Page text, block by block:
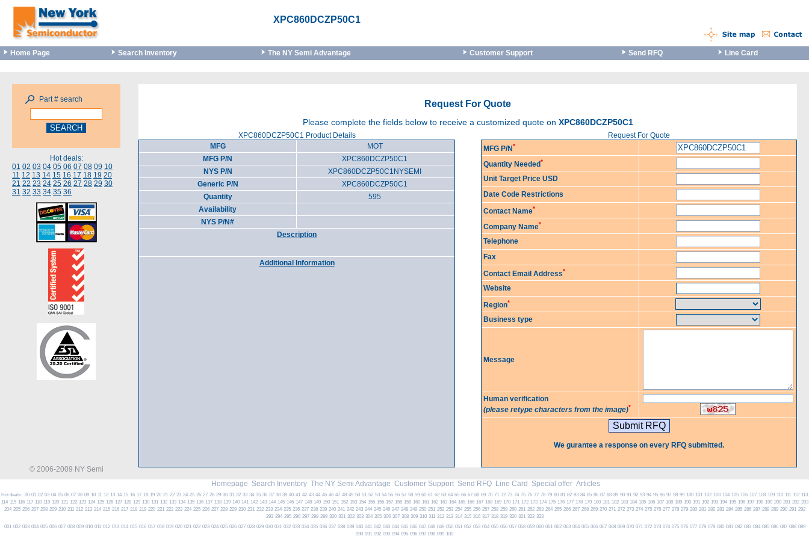
XPC860DCZP50C1
Home Page Search Inventory The NY Semi Advantage Customer Support Send RFQ Line Card
Part # search
Hot deals:
01 02 03 04 05 06 07 08 09 10
11 12 13 14 15 16 17 18 19 20
21 22 23 24 25 26 27 28 29 30
31 32 33 34 35 36
Request For Quote
Please complete the fields below to receive a customized quote on XPC860DCZP50C1
XPC860DCZP50C1 Product Details
Request For Quote
MFG
MOT
MFG P/N
XPC860DCZP50C1
NYS P/N
XPC860DCZP50C1NYSEMI
Generic P/N
XPC860DCZP50C1
Quantity
595
Availability
NYS P/N#
Description
Additional Information
MFG P/N*
Quantity Needed*
Unit Target Price USD
Date Code Restrictions
Contact Name*
Company Name*
Telephone
Fax
Contact Email Address*
Website
Region*
Business type
Message
Human verification
(please retype characters from the image)*
We gurantee a response on every RFQ submitted.
© 2006-2009 NY Semi
Homepage Search Inventory The NY Semi Advantage Customer Support Send RFQ Line Card Special offer Articles
Hot deals: 00 01 02 03 04 05 06 07 08 09 10 11 12 13 14 15 16 17 18 19 20 21 22 23 24 25 26 27 28 29 30 31 32 33 34 35 36 37 38 39 40 41 42 43 44 45 46 47 48 49 50 51 52 53 54 55 56 57 58 59 60 61 62 63 64 65 66 67 68 69 70 71 72 73 74 75 76 77 78 79 80 81 82 83 84 85 86 87 88 89 90 91 92 93 94 95 96 97 98 99 100 101 102 103 104 105 106 107 108 109 110 111 112 113
114 115 116 117 118 119 120 121 122 123 124 125 126 127 128 129 130 131 132 133 134 135 136 137 138 139 140 141 142 143 144 145 146 147 148 149 150 151 152 153 154 155 156 157 158 159 160 161 162 163 164 165 166 167 168 169 170 171 172 173 174 175 176 177 178 179 180 181 182 183 184 185 186 187 188 189 190 191 192 193 194 195 196 197 198 199 200 201 202 203
204 205 206 207 208 209 210 211 212 213 214 215 216 217 218 219 220 221 222 223 224 225 226 227 228 229 230 231 232 233 234 235 236 237 238 239 240 241 242 243 244 245 246 247 248 249 250 251 252 253 254 255 256 257 258 259 260 261 262 263 264 265 266 267 268 269 270 271 272 273 274 275 276 277 278 279 280 281 282 283 284 285 286 287 288 289 290 291 292
293 294 295 296 297 298 299 300 301 302 303 304 305 306 307 308 309 310 311 312 313 314 315 316 317 318 319 320 321 322 323
001 002 003 004 005 006 007 008 009 010 011 012 013 014 015 016 017 018 019 020 021 022 023 024 025 026 027 028 029 030 031 032 033 034 035 036 037 038 039 040 041 042 043 044 045 046 047 048 049 050 051 052 053 054 055 056 057 058 059 060 061 062 063 064 065 066 067 068 069 070 071 072 073 074 075 076 077 078 079 080 081 082 083 084 085 086 087 088 089
090 091 092 093 094 095 096 097 098 099 100